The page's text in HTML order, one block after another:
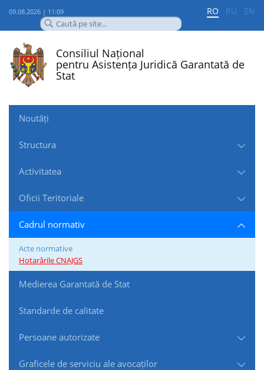
09.08.2026 | 11:09 RO RU EN
Consiliul Național
pentru Asistența Juridică Garantată de
Stat
Noutăți
Structura
Activitatea
Oficii Teritoriale
Cadrul normativ
Acte normative
Hotarârile CNAJGS
Medierea Garantată de Stat
Standarde de сalitate
Persoane autorizate
Graficele de serviciu ale avocaților